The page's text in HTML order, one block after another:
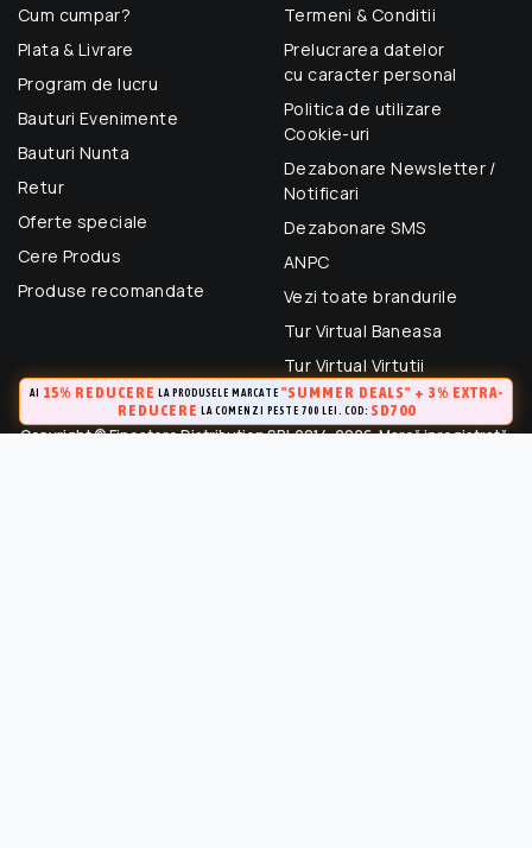
Cum cumpar?
Plata & Livrare
Program de lucru
Bauturi Evenimente
Bauturi Nunta
Retur
Oferte speciale
Cere Produs
Produse recomandate
Termeni & Conditii
Prelucrarea datelor
cu caracter personal
Politica de utilizare
Cookie-uri
Dezabonare Newsletter /
Notificari
Dezabonare SMS
ANPC
Vezi toate brandurile
Tur Virtual Baneasa
Tur Virtual Virtutii
Copyright © Finestore Distribution SRL 2014-2026. Marcă inregistrată.
AI 15% REDUCERE LA PRODUSELE MARCATE "SUMMER DEALS" + 3% EXTRA-
REDUCERE LA COMENZI PESTE 700 LEI. COD: SD700